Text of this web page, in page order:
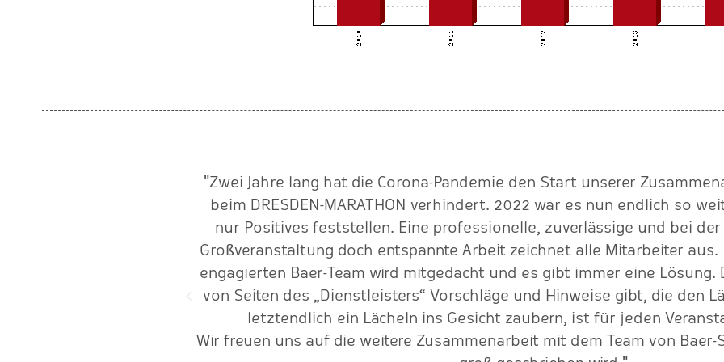
"Zwei Jahre lang hat die Corona-Pandemie den Start unserer
beim DRESDEN-MARATHON verhindert. 2022 war es nun endlich so
nur Positives feststellen. Eine professionelle, zuverlässige und bei
Großveranstaltung doch entspannte Arbeit zeichnet alle Mitarbeiter
engagierten Baer-Team wird mitgedacht und es gibt immer eine Lösung.
von Seiten des „Dienstleisters“ Vorschläge und Hinweise gibt, die den
letztendlich ein Lächeln ins Gesicht zaubern, ist für jeden
Wir freuen uns auf die weitere Zusammenarbeit mit dem Team von Baer-